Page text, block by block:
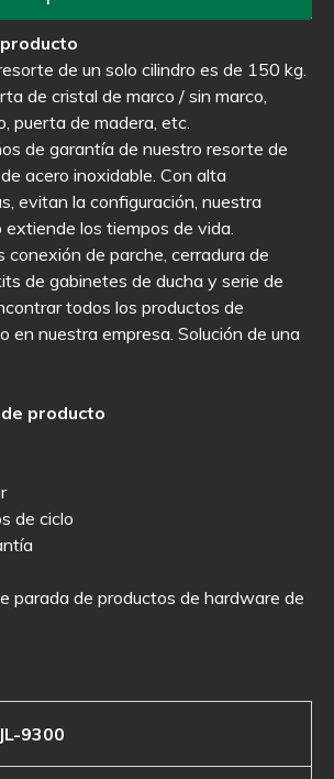
de un solo cilindro es de 150 kg.
de cristal de marco / sin marco,
puerta de madera, etc.
de garantía de nuestro resorte de
acero inoxidable. Con alta
evitan la configuración, nuestra
extiende los tiempos de vida.
conexión de parche, cerradura de
de gabinetes de ducha y serie de
todos los productos de
en nuestra empresa. Solución de una
producto
de ciclo
parada de productos de hardware de
JL-9300